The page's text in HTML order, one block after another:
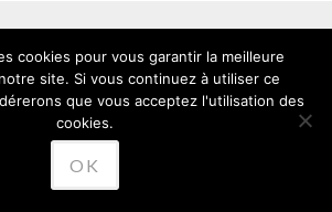
cookies pour vous garantir la meilleure
site. Si vous continuez à utiliser ce
que vous acceptez l'utilisation des
cookies.
OK